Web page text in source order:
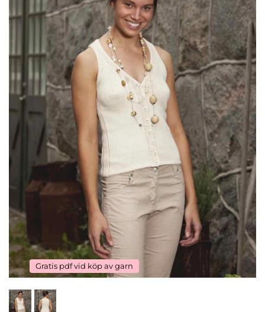
Gratis pdf vid köp av garn